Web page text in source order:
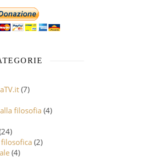
(7)
filosofia (4)
(2)
(4)